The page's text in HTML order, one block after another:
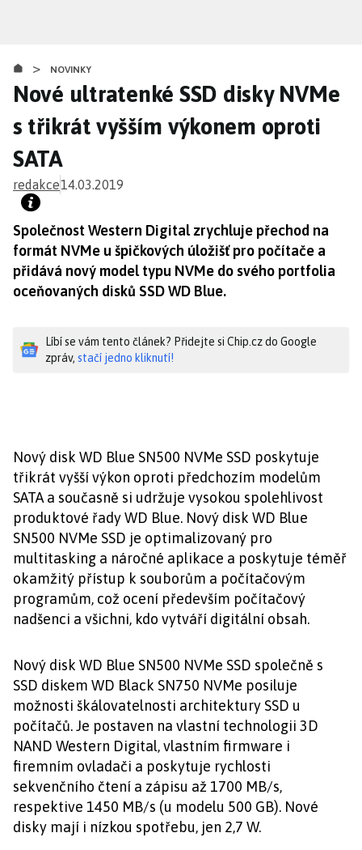
obsahu
> NOVINKY
Nové ultratenké SSD disky NVMe
s třikrát vyšším výkonem oproti
SATA
redakce14.03.2019
Společnost Western Digital zrychluje přechod na
formát NVMe u špičkových úložišť pro počítače a
přidává nový model typu NVMe do svého portfolia
oceňovaných disků SSD WD Blue.
Líbí se vám tento článek? Přidejte si Chip.cz do Google
zpráv, stačí jedno kliknutí!
Nový disk WD Blue SN500 NVMe SSD poskytuje
třikrát vyšší výkon oproti předchozím modelům
SATA a současně si udržuje vysokou spolehlivost
produktové řady WD Blue. Nový disk WD Blue
SN500 NVMe SSD je optimalizovaný pro
multitasking a náročné aplikace a poskytuje téměř
okamžitý přístup k souborům a počítačovým
programům, což ocení především počítačový
nadšenci a všichni, kdo vytváří digitální obsah.
Nový disk WD Blue SN500 NVMe SSD společně s
SSD diskem WD Black SN750 NVMe posiluje
možnosti škálovatelnosti architektury SSD u
počítačů. Je postaven na vlastní technologii 3D
NAND Western Digital, vlastním firmware i
firemním ovladači a poskytuje rychlosti
sekvenčního čtení a zápisu až 1700 MB/s,
respektive 1450 MB/s (u modelu 500 GB). Nové
disky mají i nízkou spotřebu, jen 2,7 W.